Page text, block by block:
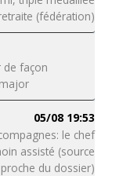
(fédération)
de façon
05/08 19:53
le chef
assisté (source
proche du dossier)